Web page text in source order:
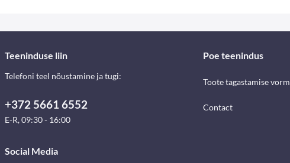
Teeninduse liin
Telefoni teel nõustamine ja tugi:
+372 5661 6552
E-R, 09:30 - 16:00
Social Media
Poe teenindus
Toote tagastamise vorm
Contact